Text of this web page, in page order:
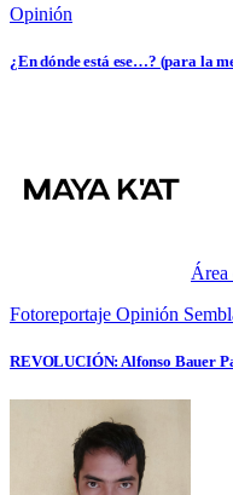
Opinión
¿En dónde está ese…? (para la
Área
Fotoreportaje Opinión
REVOLUCIÓN: Alfonso Bauer